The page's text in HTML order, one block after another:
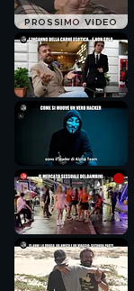
PROSSIMO VIDEO